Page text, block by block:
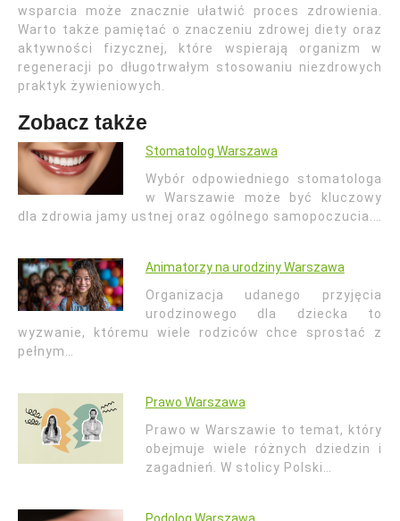
wsparcia może znacznie ułatwić proces zdrowienia.
Warto także pamiętać o znaczeniu zdrowej diety oraz
aktywności fizycznej, które wspierają organizm w
regeneracji po długotrwałym stosowaniu niezdrowych
praktyk żywieniowych.
Zobacz także
Stomatolog Warszawa
Wybór odpowiedniego stomatologa
w Warszawie może być kluczowy
dla zdrowia jamy ustnej oraz ogólnego samopoczucia.…
Animatorzy na urodziny Warszawa
Organizacja udanego przyjęcia
urodzinowego dla dziecka to
wyzwanie, któremu wiele rodziców chce sprostać z
pełnym…
Prawo Warszawa
Prawo w Warszawie to temat, który
obejmuje wiele różnych dziedzin i
zagadnień. W stolicy Polski…